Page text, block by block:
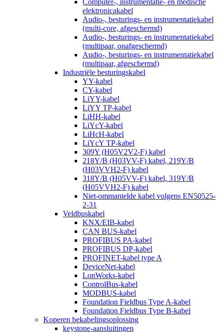
Computer-, instrumentatie- en medische
elektronicakabel
Audio-, besturings- en instrumentatiekabel
(multi-core, afgeschermd)
Audio-, besturings- en instrumentatiekabel
(multipaar, onafgeschermd)
Audio-, besturings- en instrumentatiekabel
(multipaar, afgeschermd)
Industriële besturingskabel
YY-kabel
CY-kabel
LiYY-kabel
LiYY TP-kabel
LiHH-kabel
LiYcY-kabel
LiHcH-kabel
LiYcY TP-kabel
309Y (H05V2V2-F) kabel
218Y/B (H03VV-F) kabel, 219Y/B
(H03VVH2-F) kabel
318Y/B (H05VV-F) kabel, 319Y/B
(H05VVH2-F) kabel
Niet-ommantelde kabel volgens EN50525-
2-31
Veldbuskabel
KNX/EIB-kabel
CAN BUS-kabel
PROFIBUS PA-kabel
PROFIBUS DP-kabel
PROFINET-kabel type A
DeviceNet-kabel
LonWorks-kabel
ControlBus-kabel
MODBUS-kabel
Foundation Fieldbus Type A-kabel
Foundation Fieldbus Type B-kabel
Koperen bekabelingsoplossing
keystone-aansluitingen